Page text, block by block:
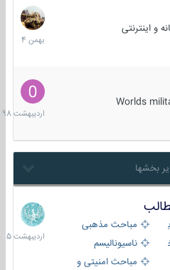
اینترنتی
30
بهمن
1404
Worlds
10
1398
مباحث مذهبی
و مذهبیناسیونالیسم
مباحث امنیتی و اطلاعاتی
8
1405